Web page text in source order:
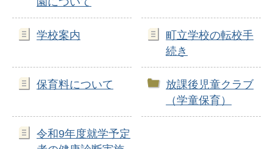
学校案内
町立学校の転校手
続き
保育料について
放課後児童クラブ
（学童保育）
令和9年度就学予定